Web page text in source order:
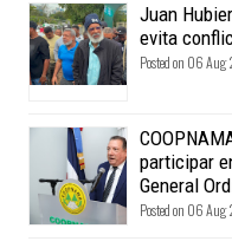
Juan
evita
Posted on 06
participar
General
Posted on 06